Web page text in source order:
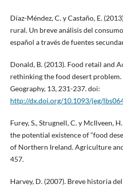
Díaz-Méndez, C. y Castaño, E.
rural. Un breve análisis del
español a través de fuentes
Donald, B. (2013). Food retail and
rethinking the food desert
Geography, 13, 231-237. doi:
http://dx.doi.org/10.1093/jeg/
Furey, S., Strugnell, C. y McIlveen,
the potential existence of “food
of Northern Ireland. Agriculture
457.
Harvey, D. (2007). Breve historia